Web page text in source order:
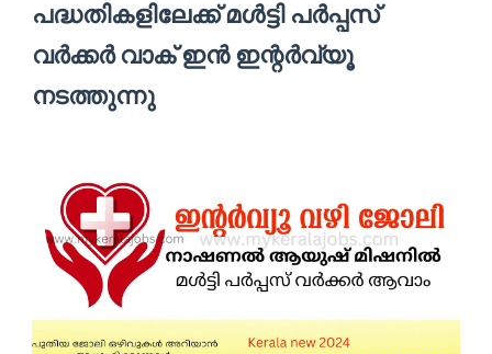
പദ്ധതികളിലേക്ക് മൾട്ടി പർപ്പസ്
വർക്കർ വാക് ഇൻ ഇന്റർവ്യൂ
നടത്തുന്നു